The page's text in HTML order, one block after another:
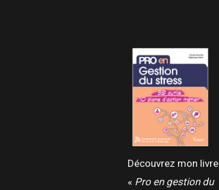
Découvrez mon livre
« Pro en gestion du